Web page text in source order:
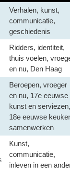
Verhalen, kunst,
communicatie,
geschiedenis
Ridders, identiteit,
thuis voelen,
en nu, Den Haag
Beroepen, vroeger
en nu, 17e eeuwse
kunst en serviezen,
18e eeuwse
samenwerken
Kunst,
communicatie,
inleven in een